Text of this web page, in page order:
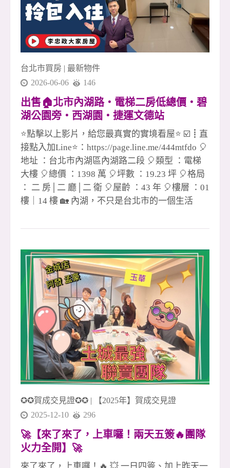
台北市買房 | 最新物件
2026-06-06
146
出售🏠北市內湖路・電梯二房低總價・碧
湖公園旁・西湖園・捷運文德站
☎️0933739959⭐李忠政大家房屋⭐#房地產#
買房#土城金城武#房仲
⭐點擊以上影片，給您最真實的實境看屋⭐ ☑️┋直
接點入加Line⭐：https://page.line.me/444mtfdo 🎈
地址 ：台北市內湖區內湖路二段 🎈類型 ：電梯
大樓 🎈總價 ：1398 萬 🎈坪數 ：19.23 坪 🎈格局
： 二 房│二 廳│二 衛 🎈屋齡 ：43 年 🎈樓層 ：01
樓｜14 樓 🏡 內湖，不只是台北市的一個生活
天出門，沿著內湖碧湖公園周邊散步，眼前是綠
日常就能擁有接近自然的放鬆感。 早晨可以在湖
畔慢慢走一圈，感受清新的空氣與安靜的住宅氛
圍；傍晚下班回家，也能用一段散步的時間，把
白天的忙碌慢慢放下 🚶&zwj;♂️☕ 對許多人來說，
這樣的生活，不只是買一間房子，而是買下一種
更舒服的生活節奏。 📍 生活機能方面，周邊有文
德路、內湖路二段商圈，日常採買、餐飲、小
吃、咖啡、超商、診所等需求都能輕鬆滿足 🛒🍜
☕ 從住家出發，距離捷運文德站約850公尺，步
行約12分鐘可達 🚇 不貼近捷運站的喧囂，卻保有
通勤
✪✪賀成交見證✪✪ |
【2025年】賀成交見證
2025-12-10
296
🚀【來了來了，上車囉！兩天五簽🔥團隊
火力全開】🚀